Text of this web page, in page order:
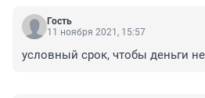
Гость
11 ноября 2021, 15:57
условный срок, чтобы деньги